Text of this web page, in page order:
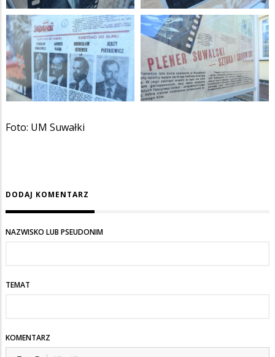
Foto: UM Suwałki
DODAJ KOMENTARZ
NAZWISKO LUB PSEUDONIM
TEMAT
KOMENTARZ